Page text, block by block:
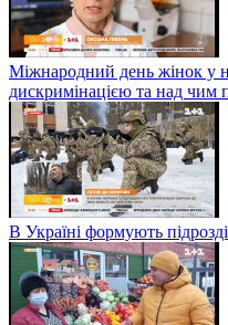
Міжнародний день жінок у
дискримінацією та над чим
В Україні формують